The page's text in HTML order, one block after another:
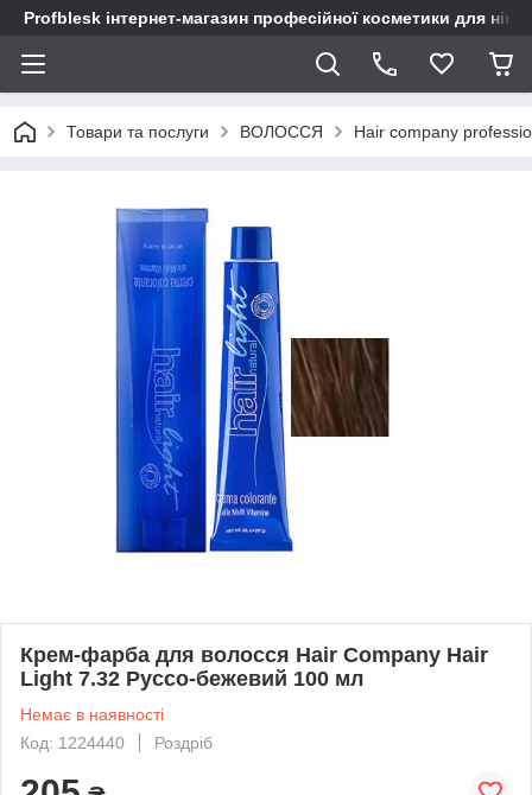
Profblesk інтернет-магазин професійної косметики для
Товари та послуги ВОЛОССЯ Hair company
Крем-фарба для волосся Hair Company Hair
Light 7.32 Руссо-бежевий 100 мл
Немає в наявності
Код: 1224440
Роздріб